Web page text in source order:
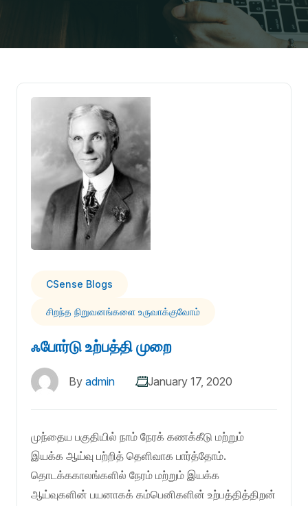
CSense Blogs
சிறந்த நிறுவனங்களை உருவாக்குவோம்
ஃபோர்டு உற்பத்தி முறை
By admin January 17, 2020
முந்தைய பகுதியில் நாம் நேரக் கணக்கீடு மற்றும்
இயக்க ஆய்வு பற்றித் தெளிவாக பார்த்தோம்.
தொடக்ககாலங்களில் நேரம் மற்றும் இயக்க
ஆய்வுகளின் பயனாகக் கம்பெனிகளின் உற்பத்தித்திறன்